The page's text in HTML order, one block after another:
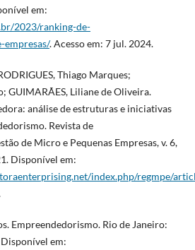
em:
2023/ranking-de-
empresas/. Acesso em: 7 jul. 2024.
Thiago Marques;
GUIMARÃES, Liliane de Oliveira.
análise de estruturas e iniciativas
Revista de
de Micro e Pequenas Empresas, v. 6,
Disponível em:
index.php/regmpe/
Empreendedorismo. Rio de Janeiro:
em: